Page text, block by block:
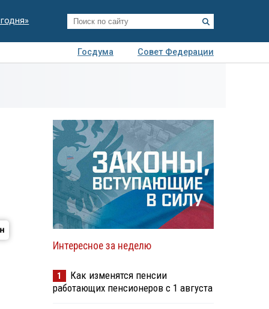
Госдума
Совет Федерации
Интересное за неделю
1
Как изменятся пенсии
работающих пенсионеров с 1 августа